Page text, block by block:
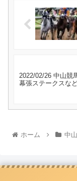
2022/02/26 中山競
幕張ステークスな
ホーム 中山